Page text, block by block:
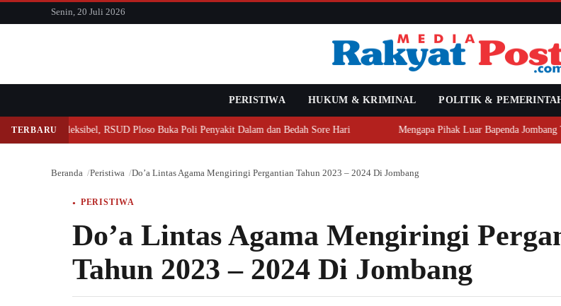
Senin, 20 Juli 2026
Cari
PERISTIWA HUKUM & KRIMINAL POLITIK &
TERBARU
Makin Fleksibel, RSUD Ploso Buka Poli Penyakit Dalam dan Bedah Sore Hari Mengapa Pihak Luar Bapenda Jombang
Beranda Peristiwa Do’a Lintas Agama Mengiringi Pergantian Tahun 2023 – 2024 Di Jombang
PERISTIWA
Do’a Lintas Agama Mengiringi
Tahun 2023 – 2024 Di Jombang